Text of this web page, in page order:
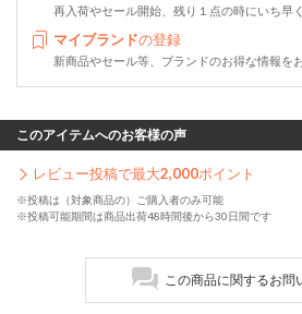
再入荷やセール開始、残り１点の時にいち早
マイブランドの登録
新商品やセール等、ブランドのお得な情報を
このアイテムへのお客様の声
レビュー投稿で最大2,000ポイント
※投稿は（対象商品の）ご購入者のみ可能
※投稿可能期間は商品出荷48時間後から30日間です
この商品に関するお問